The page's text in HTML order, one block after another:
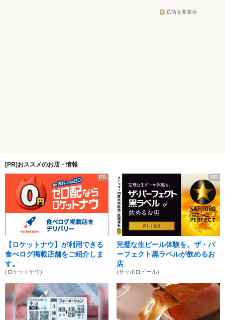
広告を非表示
[PR]おススメのお店・情報
PR
【ロケットナウ】が利用できる
食べログ掲載店舗をご紹介しま
す。
(ロケットナウ)
PR
完璧な生ビール体験を。ザ・パ
ーフェクト黒ラベルが飲めるお
店
(サッポロビール)